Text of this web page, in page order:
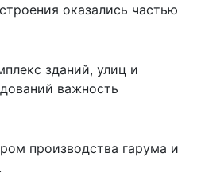
оказались частью
зданий, улиц и
важность
производства гарума и